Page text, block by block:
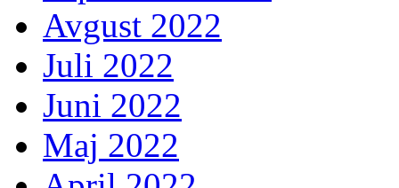
Avgust 2022
Juli 2022
Juni 2022
Maj 2022